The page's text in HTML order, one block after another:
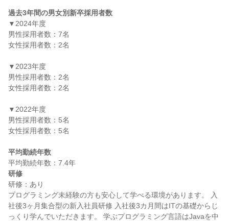
過去3年間の男女別新卒採用者数
▼2024年度
男性採用者数：7名
女性採用者数：2名
▼2023年度
男性採用者数：2名
女性採用者数：2名
▼2022年度
男性採用者数：5名
女性採用者数：5名
平均勤続年数
研修
研修：あり
プログラミング未経験の方も安心して学べる環境があります。 入
社後3ヶ月集合型の新入社員研修 入社後3カ月間はITの基礎からじ
っくり学んでいただきます。 学ぶプログラミング言語はJavaを中